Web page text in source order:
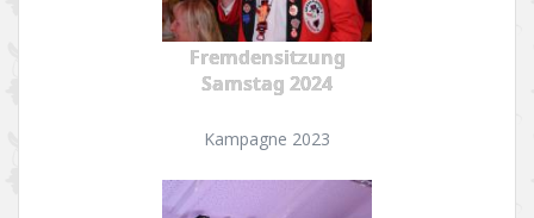
Fremdensitzung
Samstag 2024
Kampagne 2023